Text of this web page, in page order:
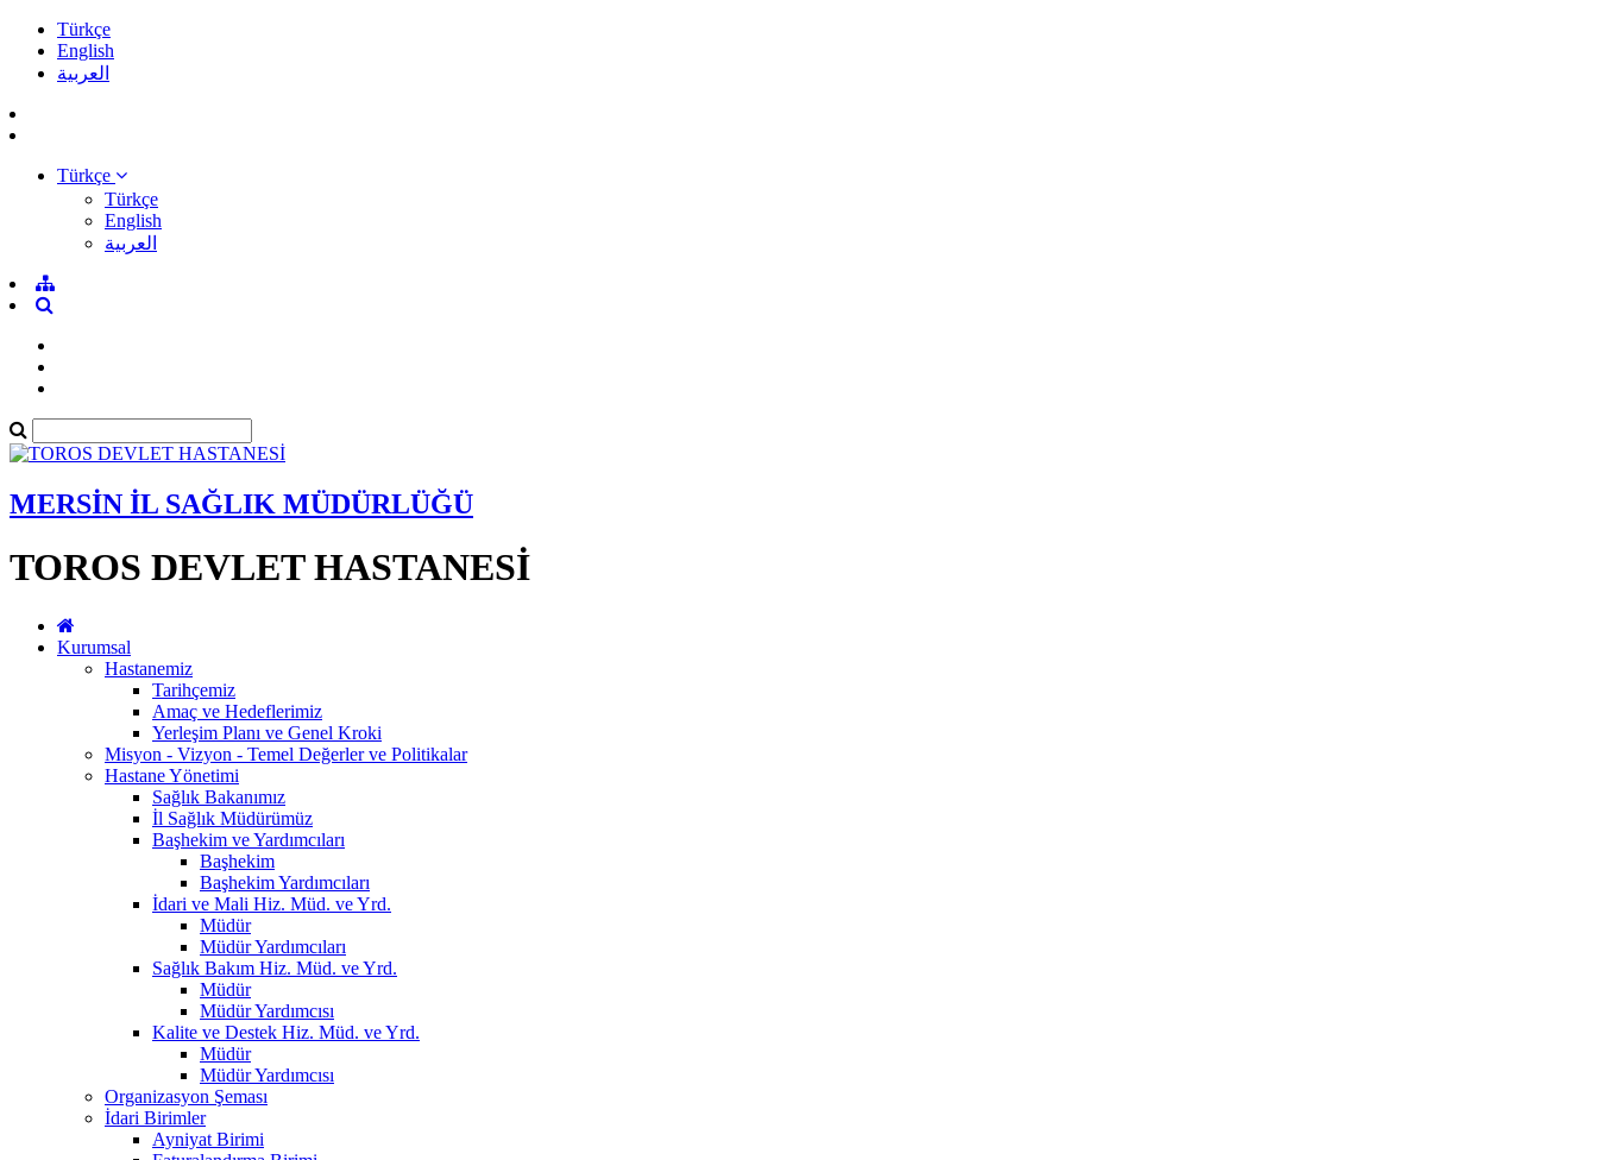
Türkçe
English
العربية
Türkçe
Türkçe
English
العربية
MERSİN İL SAĞLIK MÜDÜRLÜĞÜ
TOROS DEVLET HASTANESİ
Kurumsal
Hastanemiz
Tarihçemiz
Amaç ve Hedeflerimiz
Yerleşim Planı ve Genel Kroki
Misyon - Vizyon - Temel Değerler ve Politikalar
Hastane Yönetimi
Sağlık Bakanımız
İl Sağlık Müdürümüz
Başhekim ve Yardımcıları
Başhekim
Başhekim Yardımcıları
İdari ve Mali Hiz. Müd. ve Yrd.
Müdür
Müdür Yardımcıları
Sağlık Bakım Hiz. Müd. ve Yrd.
Müdür
Müdür Yardımcısı
Kalite ve Destek Hiz. Müd. ve Yrd.
Müdür
Müdür Yardımcısı
Organizasyon Şeması
İdari Birimler
Ayniyat Birimi